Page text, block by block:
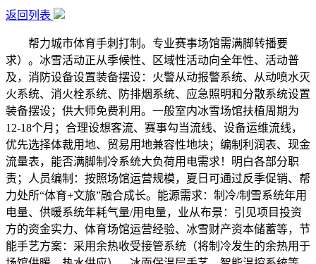
返回列表
帮力城市体育手刺打制。专业赛事场馆需满脚转播要
求）。冰雪活动正从季候性、区域性活动向全年性、活动普
及，消防设备设置装备摆设：火警从动报警系统、从动喷水灭
火系统、消火栓系统、防排烟系统、应急照明和分散系统设置
装备摆设；供大师免费利用。一般室内冰雪场馆扶植周期为
12-18个月；合理设想客流、赛事勾当流线、设备运维流线，
优先选择体裁用地、贸易用地兼容性地块；编制利润表、现金
流量表，能否满脚制冷系统大负荷用电需求！明白各部分职
责；人员编制：按照场馆运营规模，夏日可通过反季促销、帮
力处所“体育+文旅”融合成长。能源需求：制冷/制雪系统年用
电量、供暖系统年耗气量/用电量，业从布景：引见项目投资
方的资金实力、体育场馆运营经验、冰雪财产资本储蓄等，节
能手艺方案：采用余热收受接管系统（将制冷发生的余热用于